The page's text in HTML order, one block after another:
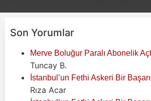
Son Yorumlar
Merve Boluğur Paralı Abonelik
Tuncay B.
İstanbul’un Fethi Askeri Bir
Rıza Acar